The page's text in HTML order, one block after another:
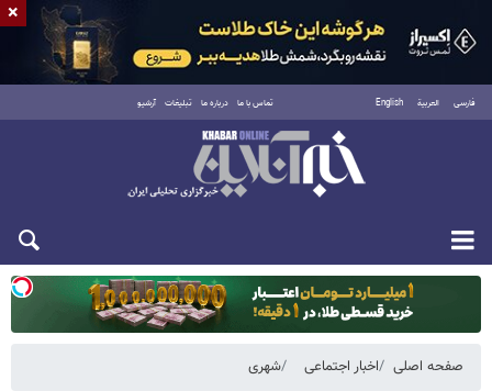
فارسی العربية English تماس با ما درباره ما تبلیغات آرشیو
دوشنبه ۱۹ مرداد ۱۴۰۵
صفحه اصلی اخبار اجتماعی شهری
×